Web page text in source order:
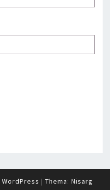
WordPress | Thema: Nisarg